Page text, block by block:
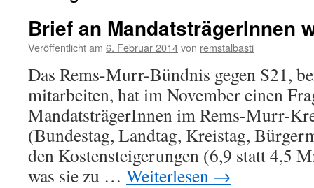
Brief an MandatsträgerInnen
Veröffentlicht am 6. Februar 2014von remstalbasti
Das Rems-Murr-Bündnis gegen S21,
mitarbeiten, hat im November einen
MandatsträgerInnen im Rems-Murr-
(Bundestag, Landtag, Kreistag,
den Kostensteigerungen (6,9 statt 4,5
was sie zu … Weiterlesen →